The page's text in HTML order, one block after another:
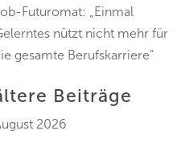
Futuromat: „Einmal
nützt nicht mehr für
gesamte Berufskarriere“
Beiträge
2026